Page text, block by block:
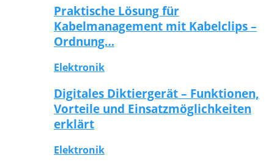
Praktische Lösung für
Kabelmanagement mit Kabelclips –
Ordnung…
Elektronik
Digitales Diktiergerät – Funktionen,
Vorteile und Einsatzmöglichkeiten
erklärt
Elektronik